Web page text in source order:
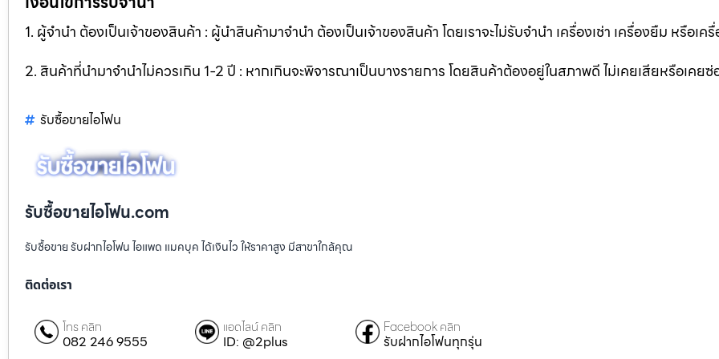
1. ผู้จำนำ ต้องเป็นเจ้าของสินค้า : ผู้นำสินค้ามาจำนำ ต้องเป็นเจ้าของสินค้า โดยเราจะไม่รับจำนำ เครื่องเช่า เครื่องยืม หรือเค
2. สินค้าที่นำมาจำนำไม่ควรเกิน 1-2 ปี : หากเกินจะพิจารณาเป็นบางรายการ โดยสินค้าต้องอยู่ในสภาพดี ไม่เคยเสียหรือเคย
รับซื้อขายไอโฟน
รับซื้อขายไอโฟน.com
รับซื้อขาย รับฝากไอโฟน ไอแพด แมคบุค ได้เงินไว ให้ราคาสูง มีสาขาใกล้คุณ
ติดต่อเรา
โทร คลิก
082 246 9555
แอดไลน์ คลิก
ID: @2plus
Facebook คลิก
รับฝากไอโฟนทุกรุ่น